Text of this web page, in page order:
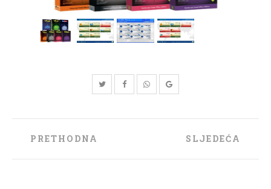
PostPRETHODNA SLJEDEĆA